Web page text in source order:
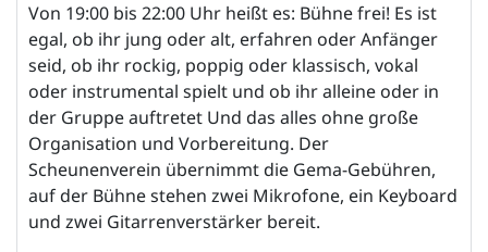
Von 19:00 bis 22:00 Uhr heißt es: Bühne frei! Es ist
egal, ob ihr jung oder alt, erfahren oder Anfänger
seid, ob ihr rockig, poppig oder klassisch, vokal
oder instrumental spielt und ob ihr alleine oder in
der Gruppe auftretet Und das alles ohne große
Organisation und Vorbereitung. Der
Scheunenverein übernimmt die Gema-Gebühren,
auf der Bühne stehen zwei Mikrofone, ein Keyboard
und zwei Gitarrenverstärker bereit.